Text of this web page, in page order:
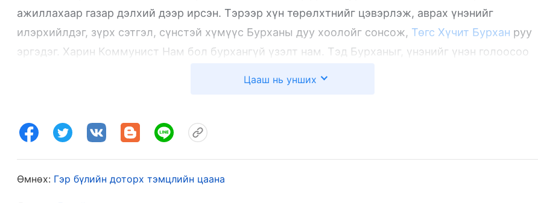
ажиллахаар газар дэлхий дээр ирсэн. Тэрээр хүн төрөлхтнийг цэвэрлэж, аврах үнэнийг
илэрхийлдэг, зүрх сэтгэл, сүнстэй хүмүүс Бурханы дуу хоолойг сонсож, Төгс Хүчит Бурхан руу
эргэдэг. Харин Коммунист Нам бол бурхангүй үзэлт нам. Тэд Бурханыг, үнэнийг үнэн голоосоо
түмнийг үүрд хорьж, хянах гэсэн цадиггүй, дэмий санаархал нь талаар болно. Тийм учраас ХКН
Бурханы ажлыг бүрмөсөн арчин хаяж, өөрсдийн бурхангүй үзэлт дарангуйллыг хамгаалах
Цааш нь унших
Өмнөх: Гэр бүлийн доторх тэмцлийн цаана